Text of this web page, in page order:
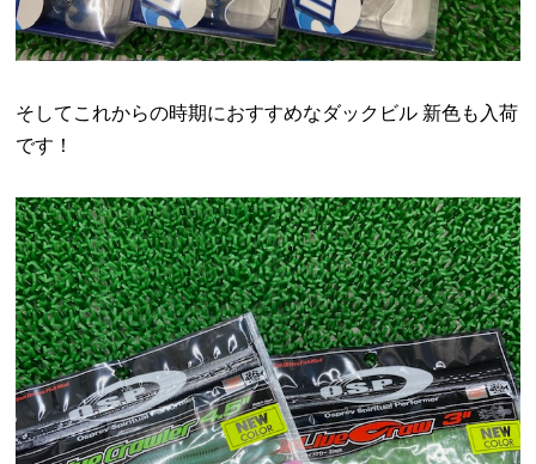
そしてこれからの時期におすすめなダックビル 新色も入荷
です！